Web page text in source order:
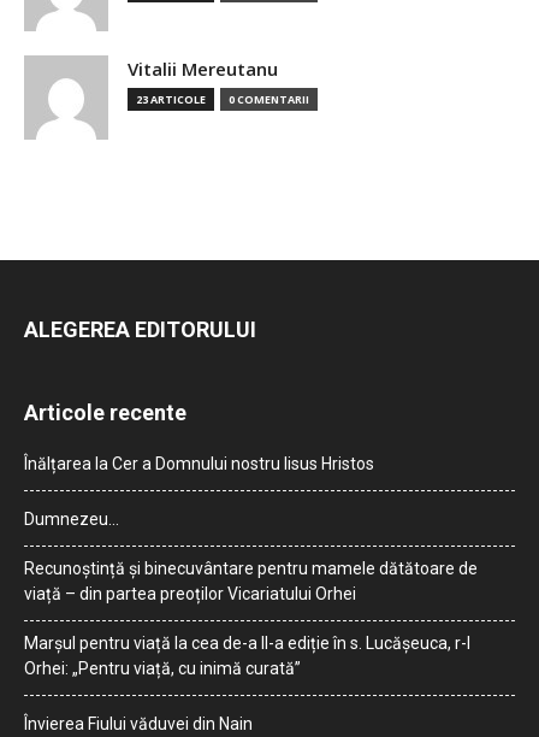
Vitalii Mereutanu
23 ARTICOLE 0 COMENTARII
ALEGEREA EDITORULUI
Articole recente
Înălțarea la Cer a Domnului nostru Iisus Hristos
Dumnezeu…
Recunoștință și binecuvântare pentru mamele dătătoare de
viață – din partea preoților Vicariatului Orhei
Marșul pentru viață la cea de-a II-a ediție în s. Lucășeuca, r-l
Orhei: „Pentru viață, cu inimă curată”
Învierea Fiului văduvei din Nain